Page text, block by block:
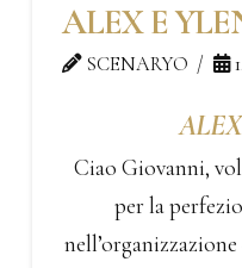
ALEX E
SCENARYO
Ciao Giovanni,
per la